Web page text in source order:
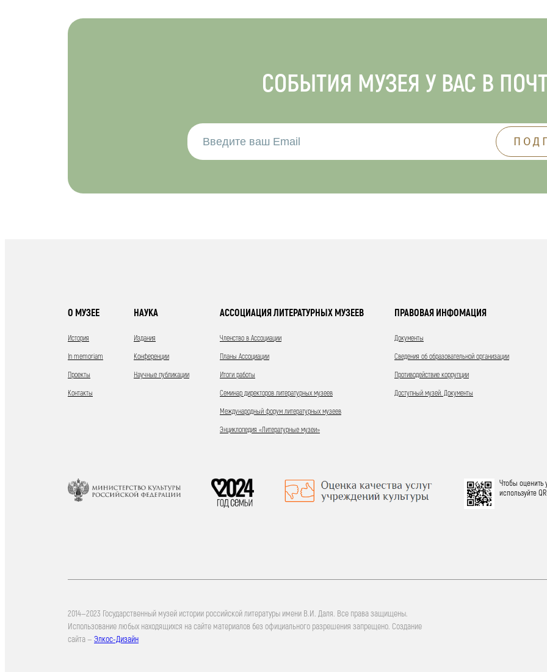
СОБЫТИЯ МУЗЕЯ У ВАС В
О МУЗЕЕ
История
In memoriam
Проекты
Контакты
НАУКА
Издания
Конференции
Научные публикации
АССОЦИАЦИЯ ЛИТЕРАТУРНЫХ МУЗЕЕВ
Членство в Ассоциации
Планы Ассоциации
Итоги работы
Семинар директоров литературных музеев
Международный форум литературных музеев
Энциклопедия «Литературные музеи»
ПРАВОВАЯ ИНФОМАЦИЯ
Документы
Сведения об образовательной организации
Противодействие коррупции
Доступный музей. Документы
Чтобы оценить
используйте
2014—2023 Государственный музей истории российской литературы имени В.И. Даля. Все права защищены.
Использование любых находящихся на сайте материалов без официального разрешения запрещено. Создание
сайта — Элкос-Дизайн